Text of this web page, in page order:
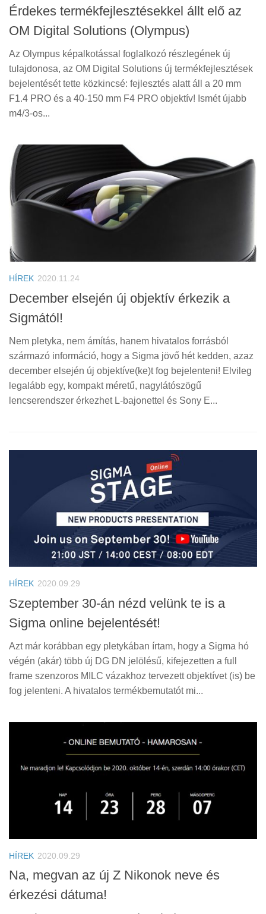
Érdekes termékfejlesztésekkel állt elő az
OM Digital Solutions (Olympus)
Az Olympus képalkotással foglalkozó részlegének új
tulajdonosa, az OM Digital Solutions új termékfejlesztések
bejelentését tette közkincsé: fejlesztés alatt áll a 20 mm
F1.4 PRO és a 40-150 mm F4 PRO objektív! Ismét újabb
m4/3-os...
HÍREK 2020.11.24
December elsején új objektív érkezik a
Sigmától!
Nem pletyka, nem ámítás, hanem hivatalos forrásból
származó információ, hogy a Sigma jövő hét kedden, azaz
december elsején új objektíve(ke)t fog bejelenteni! Elvileg
legalább egy, kompakt méretű, nagylátószögű
lencserendszer érkezhet L-bajonettel és Sony E...
HÍREK 2020.09.29
Szeptember 30-án nézd velünk te is a
Sigma online bejelentését!
Azt már korábban egy pletykában írtam, hogy a Sigma hó
végén (akár) több új DG DN jelölésű, kifejezetten a full
frame szenzoros MILC vázakhoz tervezett objektívet (is) be
fog jelenteni. A hivatalos termékbemutatót mi...
HÍREK 2020.09.29
Na, megvan az új Z Nikonok neve és
érkezési dátuma!